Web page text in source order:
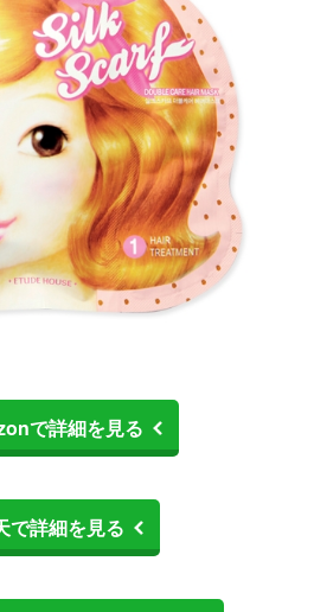
で詳細を見る
で詳細を見る